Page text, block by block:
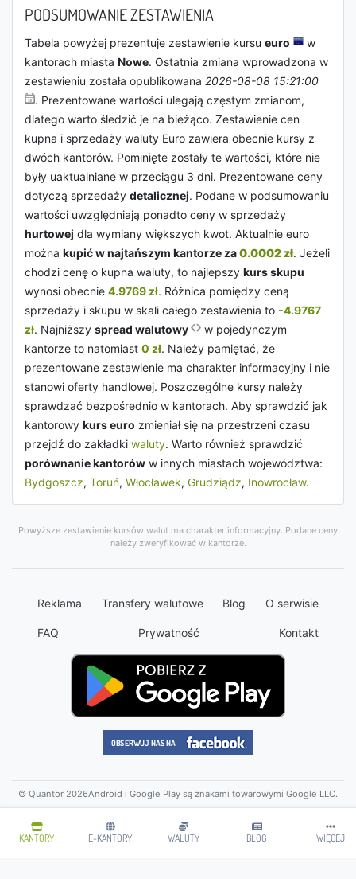
KANTORY E-KANTORY WALUTY BLOG WIĘCEJ
PODSUMOWANIE ZESTAWIENIA
Tabela powyżej prezentuje zestawienie kursu euro
w
kantorach miasta Nowe. Ostatnia zmiana wprowadzona w
zestawieniu została opublikowana 2026-08-08 15:21:00
. Prezentowane wartości ulegają częstym zmianom,
dlatego warto śledzić je na bieżąco. Zestawienie cen
kupna i sprzedaży waluty Euro zawiera obecnie kursy z
dwóch kantorów. Pominięte zostały te wartości, które nie
były uaktualniane w przeciągu 3 dni. Prezentowane ceny
dotyczą sprzedaży detalicznej. Podane w podsumowaniu
wartości uwzględniają ponadto ceny w sprzedaży
hurtowej dla wymiany większych kwot. Aktualnie euro
można kupić w najtańszym kantorze za0.0002 zł. Jeżeli
chodzi cenę o kupna waluty, to najlepszy kurs skupu
wynosi obecnie 4.9769 zł. Różnica pomiędzy ceną
sprzedaży i skupu w skali całego zestawienia to -4.9767
zł. Najniższy spread walutowy
w pojedynczym
kantorze to natomiast 0 zł. Należy pamiętać, że
prezentowane zestawienie ma charakter informacyjny i nie
stanowi oferty handlowej. Poszczególne kursy należy
sprawdzać bezpośrednio w kantorach. Aby sprawdzić jak
kantorowy kurs euro zmieniał się na przestrzeni czasu
przejdź do zakładki waluty. Warto również sprawdzić
porównanie kantorów w innych miastach województwa:
Bydgoszcz, Toruń, Włocławek, Grudziądz, Inowrocław.
Powyższe zestawienie kursów walut ma charakter informacyjny. Podane ceny
należy zweryfikować w kantorze.
Reklama Transfery walutowe Blog O serwisie
FAQ Prywatność Kontakt
© Quantor 2026Android i Google Play są znakami towarowymi Google LLC.